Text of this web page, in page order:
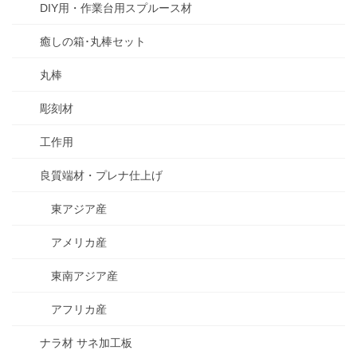
DIY用・作業台用スプルース材
癒しの箱･丸棒セット
丸棒
彫刻材
工作用
良質端材・プレナ仕上げ
東アジア産
アメリカ産
東南アジア産
アフリカ産
ナラ材 サネ加工板